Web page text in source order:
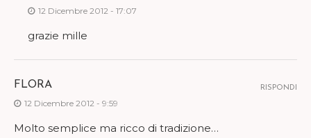
12 Dicembre 2012 - 17:07
grazie mille
FLORA
12 Dicembre 2012 - 9:59
Molto semplice ma ricco di tradizione…
RISPONDI